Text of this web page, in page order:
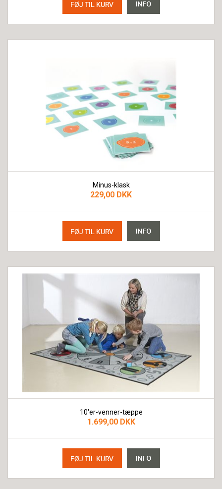
Minus-klask
229,00 DKK
10'er-venner-tæppe
1.699,00 DKK